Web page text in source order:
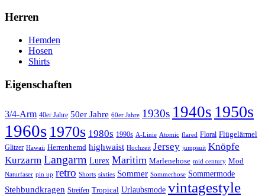
Herren
Hemden
Hosen
Shirts
Eigenschaften
3/4-Arm 40er Jahre 50er Jahre 60er Jahre 1930s 1940s 1950s
1960s 1970s 1980s 1990s A-Linie Atomic flared Floral Flügelärmel
Glitzer Hawaii Herrenhemd highwaist Hochzeit Jersey jumpsuit Knöpfe
Kurzarm Langarm Lurex Maritim Marlenehose mid century Mod
Naturfaser pin up retro Shorts sixties Sommer Sommerhose Sommermode
Stehbundkragen Streifen Tropical Urlaubsmode vintagestyle